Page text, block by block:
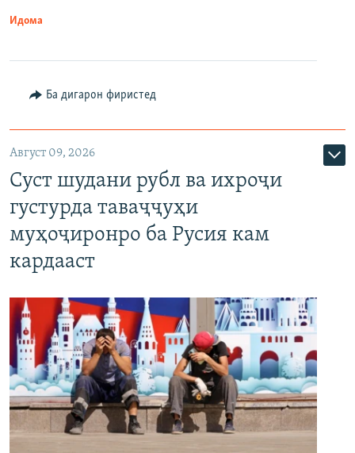
Идома
Ба дигарон фиристед
Август 09, 2026
Суст шудани рубл ва ихроҷи
густурда таваҷҷуҳи
муҳоҷиронро ба Русия кам
кардааст